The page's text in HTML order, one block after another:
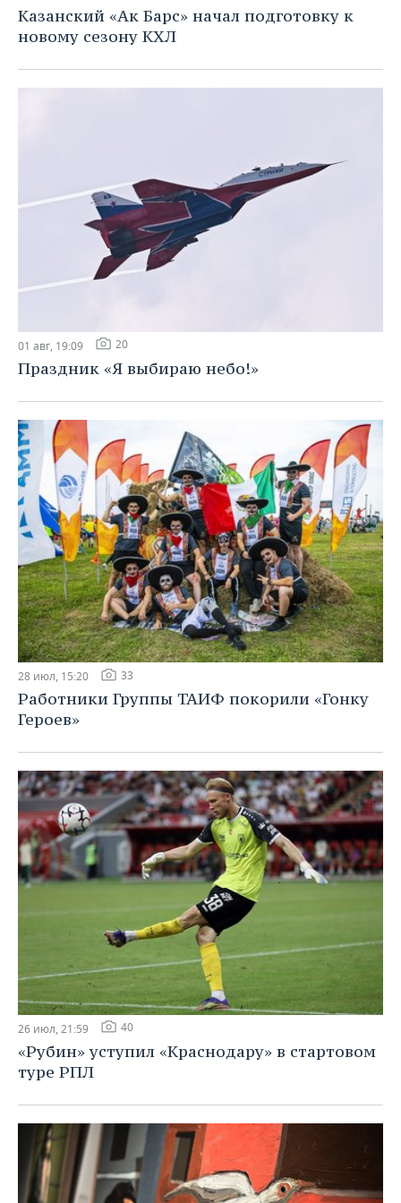
Казанский «Ак Барс» начал подготовку к
новому сезону КХЛ
01 авг, 19:09 20
Праздник «Я выбираю небо!»
28 июл, 15:20 33
Работники Группы ТАИФ покорили «Гонку
Героев»
26 июл, 21:59 40
«Рубин» уступил «Краснодару» в стартовом
туре РПЛ